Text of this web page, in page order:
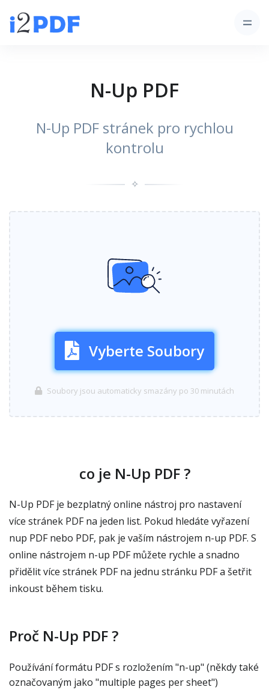
N-Up PDF
N-Up PDF stránek pro rychlou
kontrolu
✧
Vyberte Soubory
Soubory jsou automaticky smazány po 30 minutách
co je N-Up PDF ?
N-Up PDF je bezplatný online nástroj pro nastavení
více stránek PDF na jeden list. Pokud hledáte vyřazení
nup PDF nebo PDF, pak je vaším nástrojem n-up PDF. S
online nástrojem n-up PDF můžete rychle a snadno
přidělit více stránek PDF na jednu stránku PDF a šetřit
inkoust během tisku.
Proč N-Up PDF ?
Používání formátu PDF s rozložením "n-up" (někdy také
označovaným jako "multiple pages per sheet")